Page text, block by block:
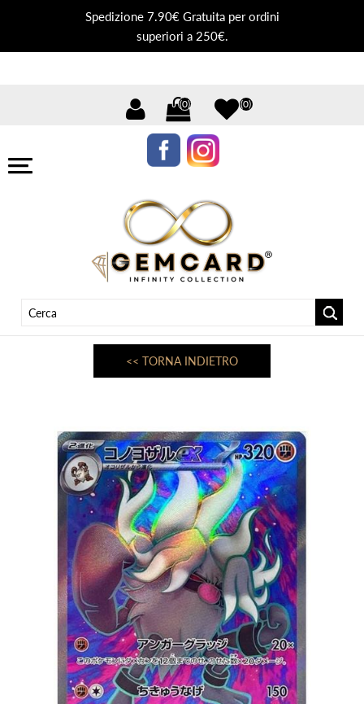
Spedizione 7.90€ Gratuita per ordini
superiori a 250€.
(0) (0)
<< TORNA INDIETRO